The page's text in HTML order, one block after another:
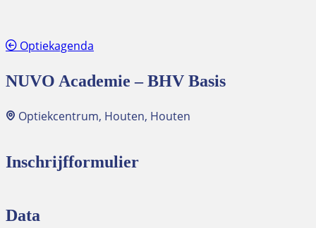
Optiekagenda
NUVO Academie – BHV Basis
Optiekcentrum, Houten, Houten
Inschrijfformulier
Data